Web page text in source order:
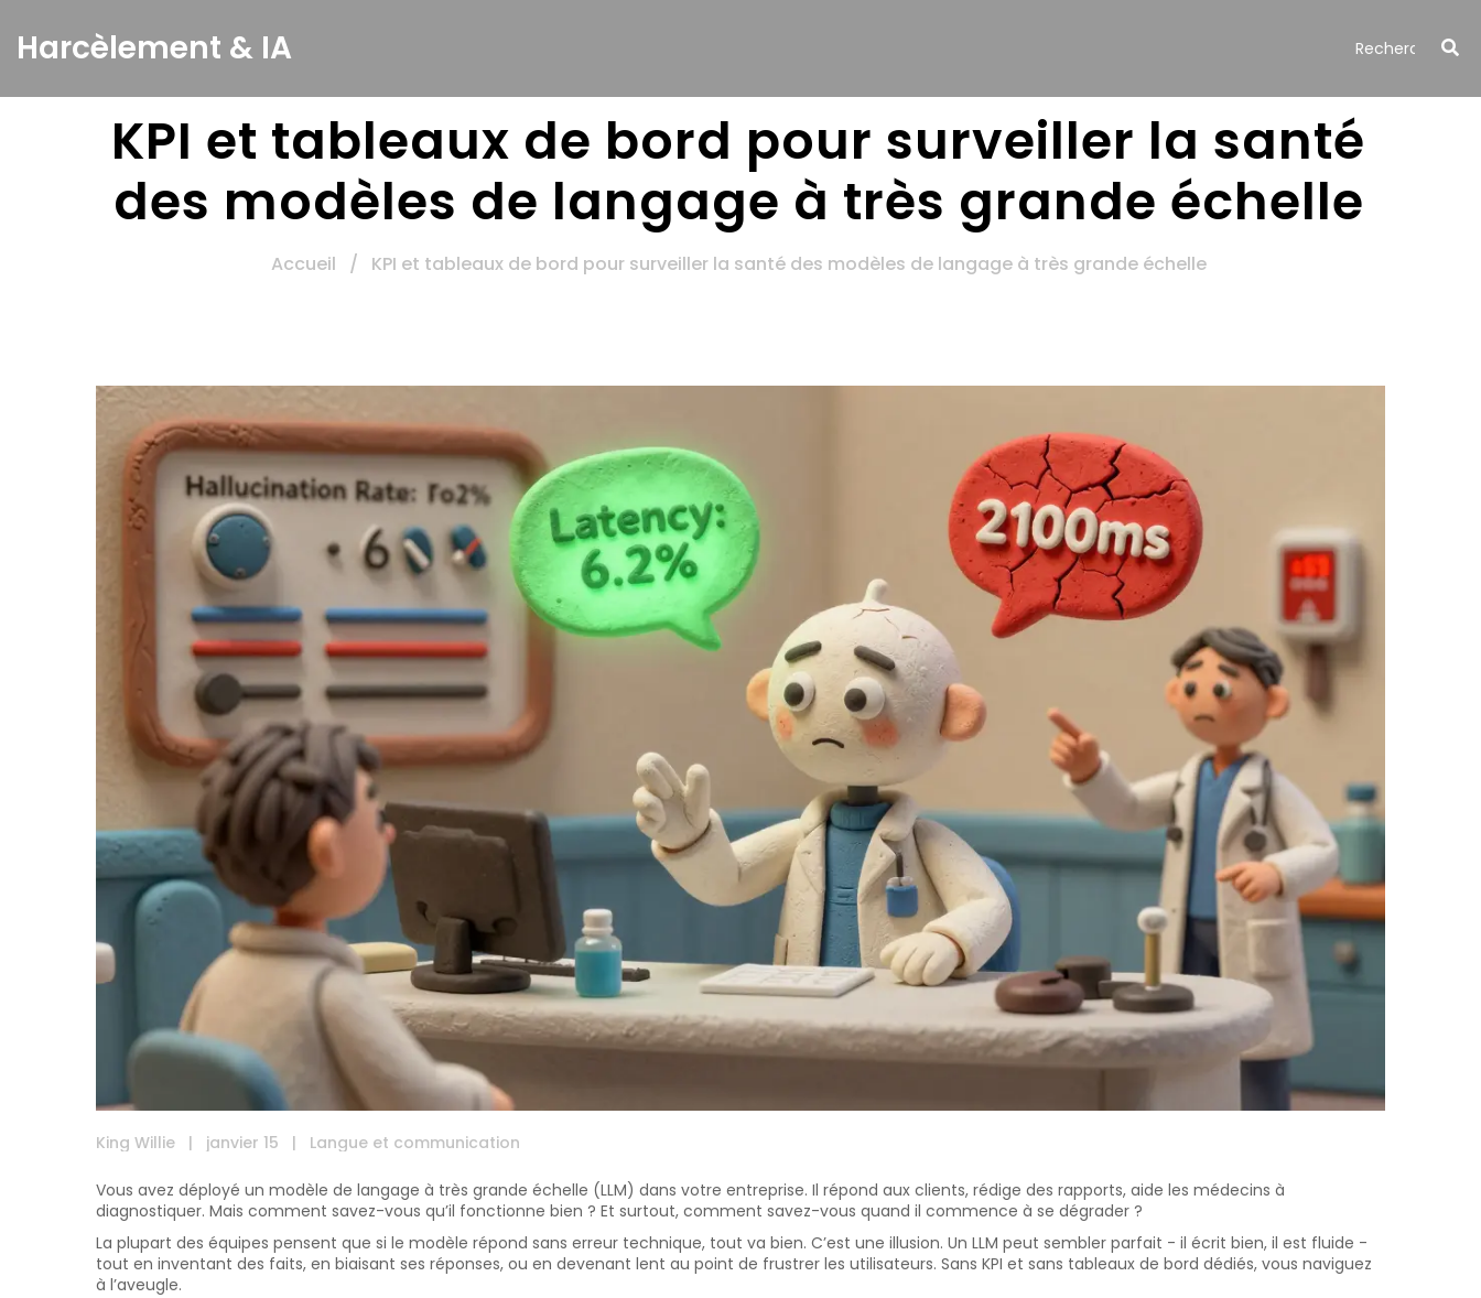
Harcèlement & IA
KPI et tableaux de bord pour surveiller la santé
des modèles de langage à très grande échelle
Accueil / KPI et tableaux de bord pour surveiller la santé des modèles de langage à très grande échelle
King Willie | janvier 15 | Langue et communication
Vous avez déployé un modèle de langage à très grande échelle (LLM) dans votre entreprise. Il répond aux clients, rédige des rapports, aide les médecins à
diagnostiquer. Mais comment savez-vous qu’il fonctionne bien ? Et surtout, comment savez-vous quand il commence à se dégrader ?
La plupart des équipes pensent que si le modèle répond sans erreur technique, tout va bien. C’est une illusion. Un LLM peut sembler parfait - il écrit bien, il est fluide -
tout en inventant des faits, en biaisant ses réponses, ou en devenant lent au point de frustrer les utilisateurs. Sans KPI et sans tableaux de bord dédiés, vous naviguez
à l’aveugle.